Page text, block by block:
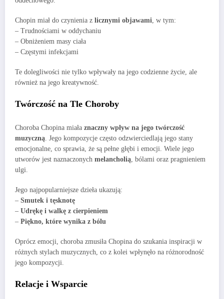
Chopin miał do czynienia z licznymi objawami , w tym:
– Trudnościami w oddychaniu
– Obniżeniem masy ciała
– Częstymi infekcjami
Te dolegliwości nie tylko wpływały na jego codzienne życie, ale
również na jego kreatywność.
Twórczość na Tle Choroby
Choroba Chopina miała znaczny wpływ na jego twórczość
muzyczną . Jego kompozycje często odzwierciedlają jego stany
emocjonalne, co sprawia, że są pełne głębi i emocji. Wiele jego
utworów jest naznaczonych melancholią , bólami oraz pragnieniem
ulgi.
Jego najpopularniejsze dzieła ukazują:
– Smutek i tęsknotę
– Udrękę i walkę z cierpieniem
– Piękno, które wynika z bólu
Oprócz emocji, choroba zmusiła Chopina do szukania inspiracji w
różnych stylach muzycznych, co z kolei wpłynęło na różnorodność
jego kompozycji.
Relacje i Wsparcie